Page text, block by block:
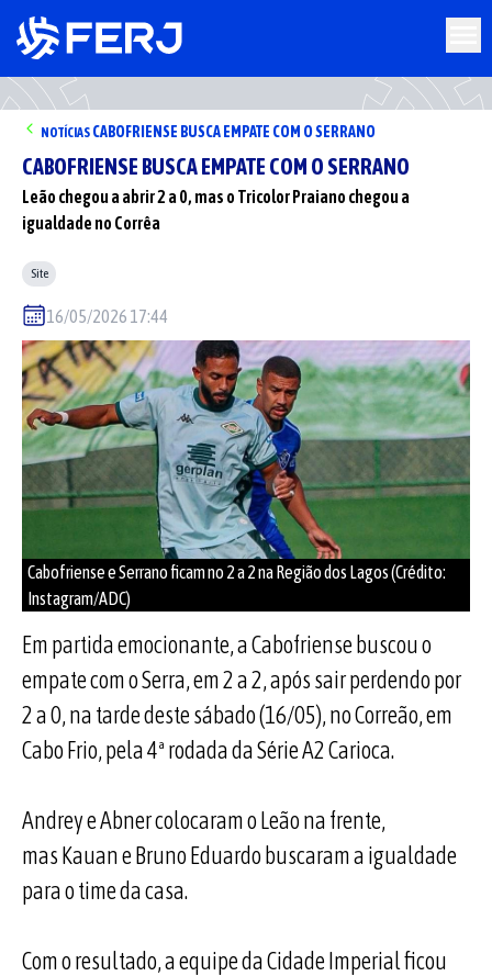
NOTÍCIAS CABOFRIENSE BUSCA EMPATE COM O SERRANO
CABOFRIENSE BUSCA EMPATE COM O SERRANO
Leão chegou a abrir 2 a 0, mas o Tricolor Praiano chegou a
igualdade no Corrêa
Site
16/05/2026 17:44
Cabofriense e Serrano ficam no 2 a 2 na Região dos Lagos (Crédito:
Instagram/ADC)
Em partida emocionante, a Cabofriense buscou o
empate com o Serra, em 2 a 2, após sair perdendo por
2 a 0, na tarde deste sábado (16/05), no Correão, em
Cabo Frio, pela 4ª rodada da Série A2 Carioca.
Andrey e Abner colocaram o Leão na frente,
mas Kauan e Bruno Eduardo buscaram a igualdade
para o time da casa.
Com o resultado, a equipe da Cidade Imperial ficou